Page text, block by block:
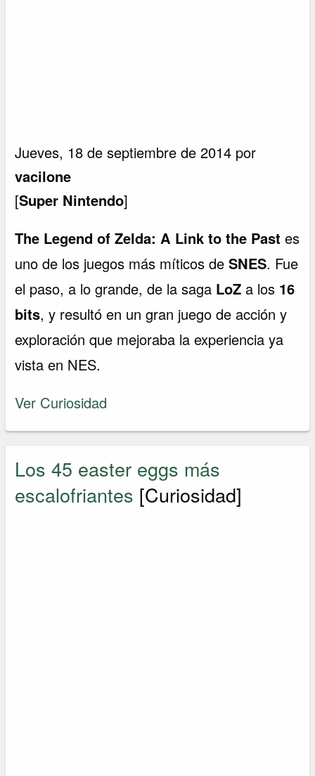
Jueves, 18 de septiembre de 2014 por
vacilone
[Super Nintendo]
The Legend of Zelda: A Link to the Past es
uno de los juegos más míticos deSNES. Fue
el paso, a lo grande, de la saga LoZ a los 16
bits, y resultó en un gran juego de acción y
exploración que mejoraba la experiencia ya
vista en NES.
Ver Curiosidad
Los 45 easter eggs más
escalofriantes [Curiosidad]